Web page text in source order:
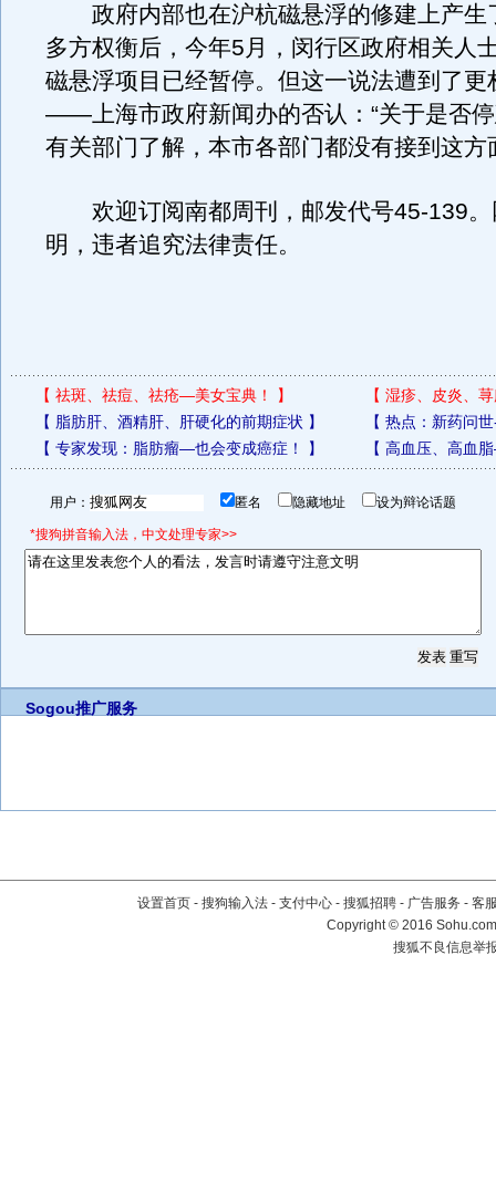
政府内部也在沪杭磁悬浮的修建上产生
多方权衡后，今年5月，闵行区政府相关人
磁悬浮项目已经暂停。但这一说法遭到了更
——上海市政府新闻办的否认：“关于是否
有关部门了解，本市各部门都没有接到这方
欢迎订阅南都周刊，邮发代号45-139。
明，违者追究法律责任。
【 祛斑、祛痘、祛疮—美女宝典！ 】 【 湿疹、皮炎、
【 脂肪肝、酒精肝、肝硬化的前期症状 】 【 热点：新药问
【 专家发现：脂肪瘤—也会变成癌症！ 】 【 高血压、高血
用户： 匿名 隐藏地址 设为辩论话题
*搜狗拼音输入法，中文处理专家>>
Sogou推广服务
设置首页 - 搜狗输入法 - 支付中心 - 搜狐招聘 - 广告服务 - 客
Copyright©2016
搜狐不良信息举